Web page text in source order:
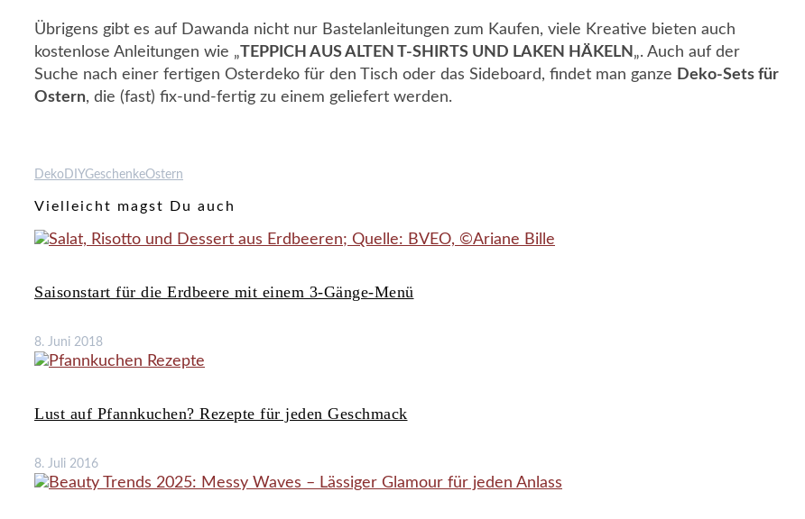
Übrigens gibt es auf Dawanda nicht nur Bastelanleitungen zum Kaufen, viele Kreative bieten auch
kostenlose Anleitungen wie „TEPPICH AUS ALTEN T-SHIRTS UND LAKEN HÄKELN „. Auch auf der
Suche nach einer fertigen Osterdeko für den Tisch oder das Sideboard, findet man ganze Deko-Sets für
Ostern, die (fast) fix-und-fertig zu einem geliefert werden.
Deko DIYGeschenkeOstern
Vielleicht magst Du auch
Saisonstart für die Erdbeere mit einem 3-Gänge-Menü
8. Juni 2018
Lust auf Pfannkuchen? Rezepte für jeden Geschmack
8. Juli 2016